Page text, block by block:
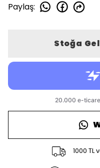
Paylaş:
Stoğa
1000 TL